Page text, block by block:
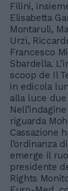
Filini,
Elisabetta
Montaruli,
Urzì,
Francesco
Sbardella.
scoop de Il
in edicola
alla luce
riguarda
Cassazione
l’ordinanza
emerge il
presidente
Rights